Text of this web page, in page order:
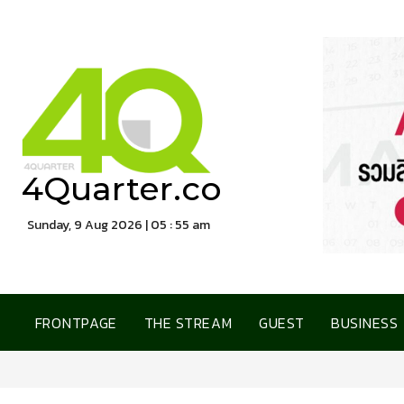
4Quarter.co
Sunday, 9 Aug 2026 | 05 : 55 am
FRONTPAGE THE STREAM GUEST BUSINESS